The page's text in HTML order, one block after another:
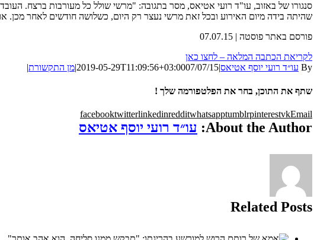
סנגורו של באזוב, עו"ד רועי אטיאס, מסר בתגובה: "מרשי שולל כל מעורבות ברצח.
שהיתה בידה מיום האירוע ובכל זאת מרשי נעצר רק היום, כשלושה חודשים לאחר מכן.
פורסם באתר פוסטה | 07.07.15
לקריאת הכתבה המלאה – לחצו כאן
By עו״ד רועי יוסף אטיאס|
2019-05-29T11:09:56+03:0007/07/15
|מן התקשורת|
שתף את התוכן, בחר את הפלטפורמה שלך !
facebooktwitterlinkedinredditwhatsapptumblrpinterestvkEmail
About the Author: עו״ד רועי יוסף אטיאס
Related Posts